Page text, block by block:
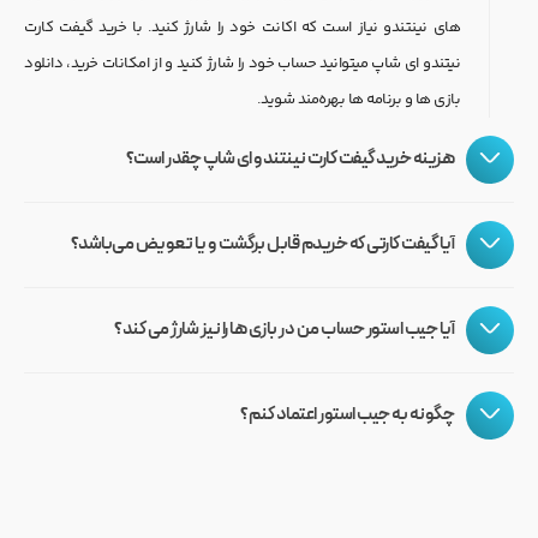
به سبد خرید خود اضافه کنید و با پرداخت ریالی (تومانی) مبلغ
گیفت کارت، آن را دریافت کرده و از سرویس های آنلاین بهره
مند شوید.
بازی مورد نظر خود را انتخاب کنید.
روی گزینه Buy Digital کلیک کنید.
در اینجا از شما خواسته میشود که به حساب کاربری خود متصل
های نینتندو نیاز است که اکانت خود را شارژ کنید. با خرید گیفت کارت
نیتندو ای شاپ میتوانید حساب خود را شارژ کنید و از امکانات خرید، دانلود
بازی ها و برنامه ها بهره‌مند شوید.
هزینه خرید گیفت کارت نینتندو ای شاپ چقدر است؟
آیا گیفت کارتی که خریدم قابل برگشت و یا تعویض می‌باشد؟
آیا جیب استور حساب من در بازی ها را نیز شارژ می کند؟
چگونه به جیب استور اعتماد کنم؟